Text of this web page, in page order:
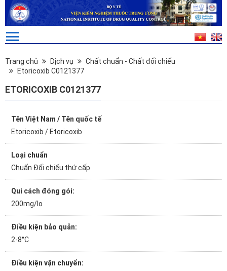
Trang chủ Dịch vụ
Chất chuẩn - Chất đối chiếu
Etoricoxib C0121377
ETORICOXIB C0121377
Tên Việt Nam / Tên quốc tế
Etoricoxib / Etoricoxib
Loại chuẩn
Chuẩn Đối chiếu thứ cấp
Qui cách đóng gói:
200mg/lọ
Điều kiện bảo quản:
2-8°C
Điều kiện vận chuyển: